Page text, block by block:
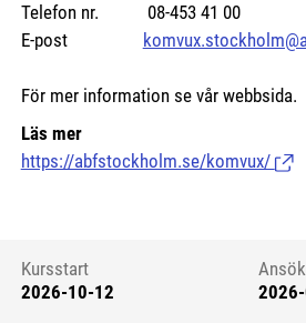
Telefon nr. 08-453 41 00
E-post
För mer information se vår webbsida.
Läs mer
https://abfstockholm.se/komvux/
Kursstart 6258974
Kursstart
2026-10-12